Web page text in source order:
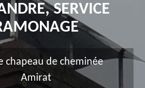
SERVICE
chapeau de cheminée
Amirat